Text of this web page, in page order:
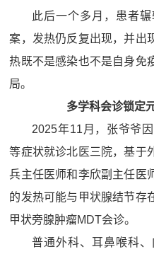
此后一个多月，患者
案，发热仍反复出现，并出
热既不是感染也不是自身免
局。
多学科会诊锁定
2025年11月，张爷爷
等症状就诊北医三院，基于
兵主任医师和李欣副主任医
的发热可能与甲状腺结节存
甲状旁腺肿瘤MDT会诊。
普通外科、耳鼻喉科